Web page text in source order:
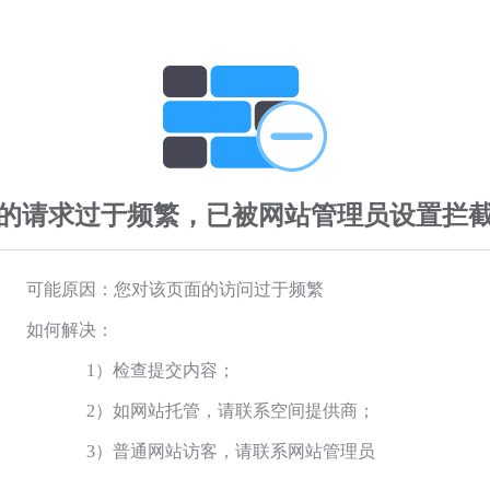
请求过于频繁，已被网站管理员设置拦
可能原因：您对该页面的访问过于频繁
如何解决：
1）检查提交内容；
2）如网站托管，请联系空间提供商；
3）普通网站访客，请联系网站管理员